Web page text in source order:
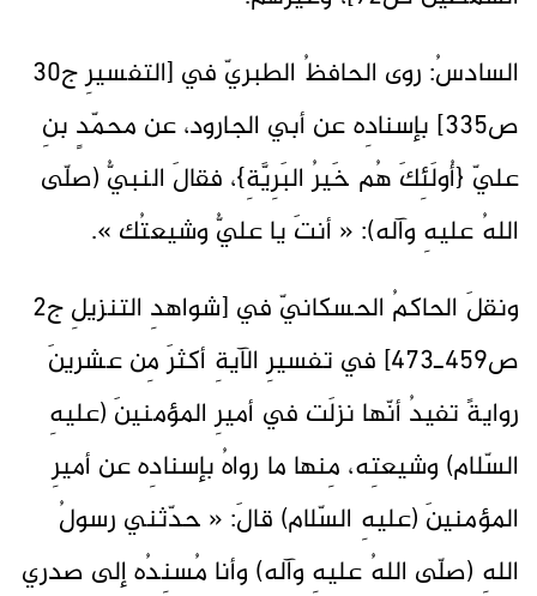
السادسُ: روى الحافظُ الطبريّ في [التفسيرِ ج30
ص335] بإسنادِه عن أبي الجارود، عن محمّدٍ بنِ
عليّ {أُولَئِكَ هُم خَيرُ البَرِيَّةِ}، فقالَ النبيُّ (صلّى
اللهُ عليهِ وآله): « أنتَ يا عليُّ وشيعتُك ».
ونقلَ الحاكمُ الحسكانيّ في [شواهدِ التنزيلِ ج2
ص459ـ473] في تفسيرِ الآيةِ أكثرَ مِن عشرينَ
روايةً تفيدُ أنّها نزلَت في أميرِ المؤمنينَ (عليهِ
السّلام) وشيعتِه، مِنها ما رواهُ بإسنادِه عن أميرِ
المؤمنينَ (عليهِ السّلام) قالَ: « حدّثني رسولُ
اللهِ (صلّى اللهُ عليهِ وآله) وأنا مُسنِدُه إلى صدري